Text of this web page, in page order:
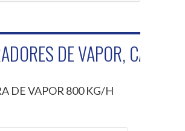
DE VAPOR,
DE VAPOR 800 KG/H